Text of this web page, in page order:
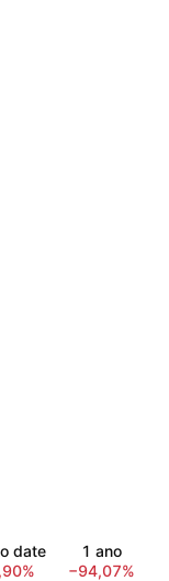
date
1 ano
−94,07%